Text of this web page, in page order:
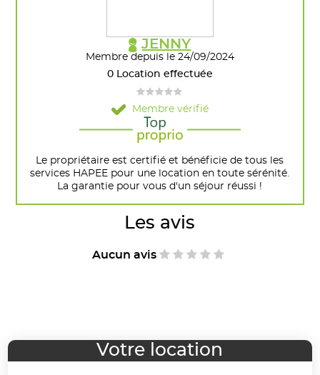
JENNY
Membre depuis le 24/09/2024
0 Location effectuée
Membre vérifié
Le propriétaire est certifié et bénéficie de tous les
services HAPEE pour une location en toute sérénité.
La garantie pour vous d'un séjour réussi !
Les avis
Aucun avis
Votre location